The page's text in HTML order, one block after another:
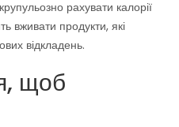
рахувати калорії
вживати продукти, які
відкладень.
щоб